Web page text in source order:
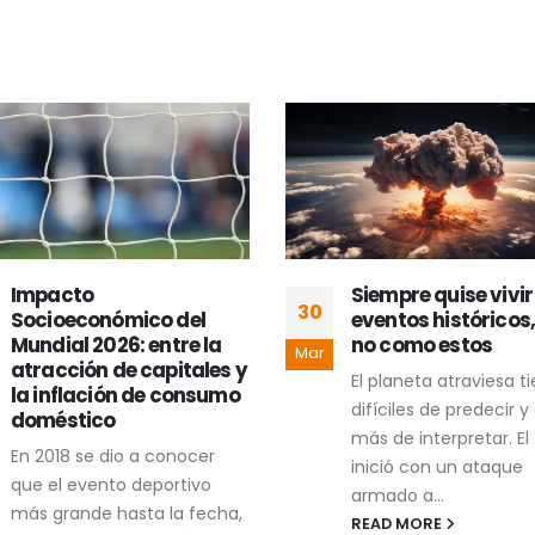
Siempre quise vivir
eventos históricos, pero
no como estos
El planeta atraviesa tiempos
difíciles de predecir y aún
inició con un ataque
armado a...
READ MORE
30
Mar
Comunicación
gubernamental y
ilusión del mensaje
uniforme
La comunicación
gubernamental
diversos retos, pero
los problemas más
recurrentes aparece